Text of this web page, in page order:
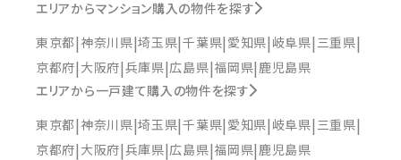
エリアからマンション購入の物件を探す
東京都 神奈川県 埼玉県 千葉県 愛知県 岐阜県 三重県
京都府 大阪府 兵庫県 広島県 福岡県 鹿児島県
エリアから一戸建て購入の物件を探す
東京都 神奈川県 埼玉県 千葉県 愛知県 岐阜県 三重県
京都府 大阪府 兵庫県 広島県 福岡県 鹿児島県